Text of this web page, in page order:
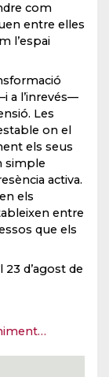
com
entre elles
l’espai
a l’inrevés—
Les
on el
els seus
simple
activa.
els
entre
que els
23 d’agost de